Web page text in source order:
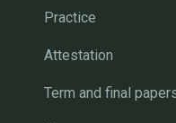
Practice
Attestation
Term and final